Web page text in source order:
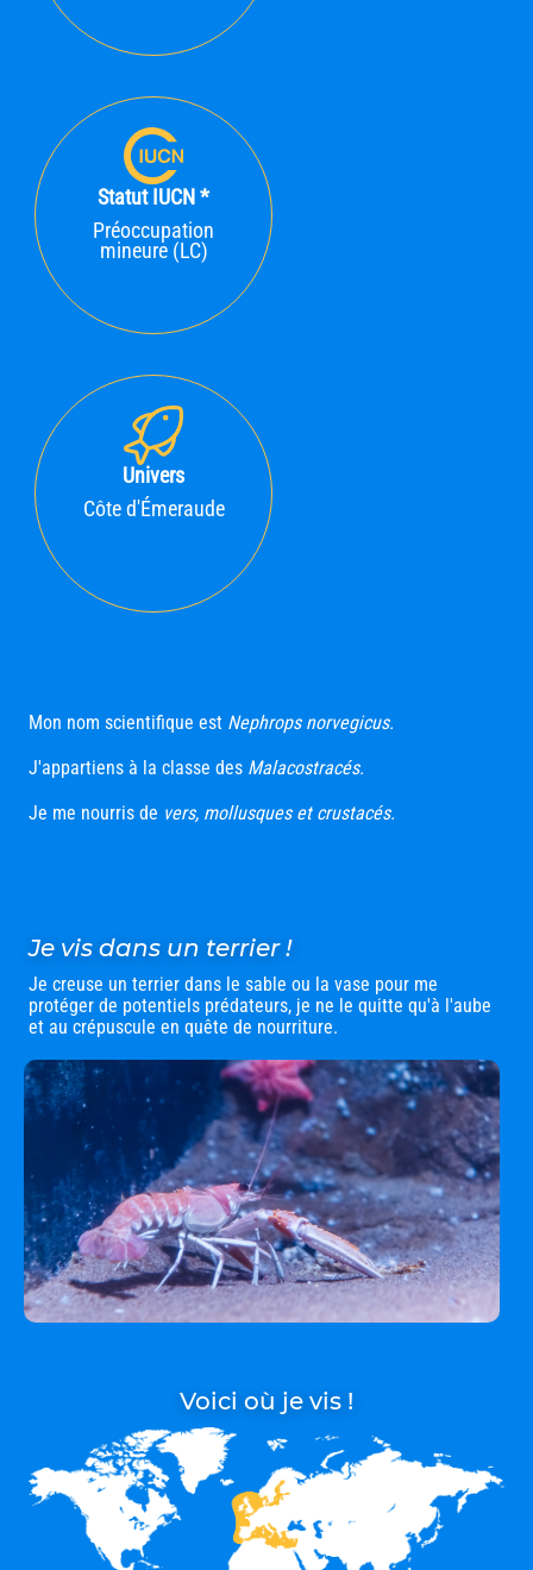
Statut IUCN *
Préoccupation
mineure (LC)
Univers
Côte d'Émeraude
Mon nom scientifique est Nephrops norvegicus.
J'appartiens à la classe des Malacostracés.
Je me nourris de vers, mollusques et crustacés.
Je vis dans un terrier !
Je creuse un terrier dans le sable ou la vase pour me
protéger de potentiels prédateurs, je ne le quitte qu'à l'aube
et au crépuscule en quête de nourriture.
Voici où je vis !